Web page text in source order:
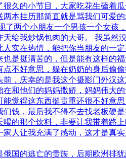
久的小节目，大家吃花生磕着
本挂历那简直就是骂我们可爱
两个小朋友一个男孩一个女
给我炒锅包肉的大哥。 我虽
实在热情，能把你当朋友的一
是挺清苦的，但是能有这样的
不好意思，躲在奶奶的身后偷
，庆幸的是我这个摄影门外汉
和他们的妈妈撒娇，妈妈伟大
觉得这东西挺贵重还很不好意
钱，最后我不得不去找老板硬
的那个饮料，非要让我带着路
人让我充满了感动，这才是真
国的逃亡的贵族，后期欧洲排